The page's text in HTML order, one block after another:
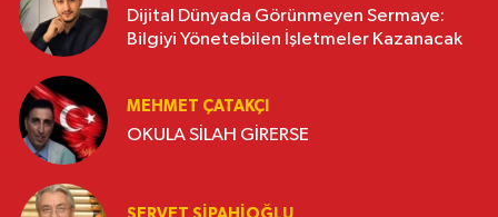
Dijital Dünyada Görünmeyen Sermaye:
Bilgiyi Yönetebilen İşletmeler Kazanacak
MEHMET ÇATAKÇI
OKULA SİLAH GİRERSE